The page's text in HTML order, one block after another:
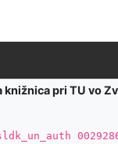
pri TU vo